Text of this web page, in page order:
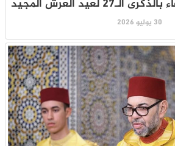
لعيد العرش المجيد
30 يوليو 2026